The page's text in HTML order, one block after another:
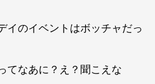
イのイベントはボッチャだっ
てなあに？え？聞こえな